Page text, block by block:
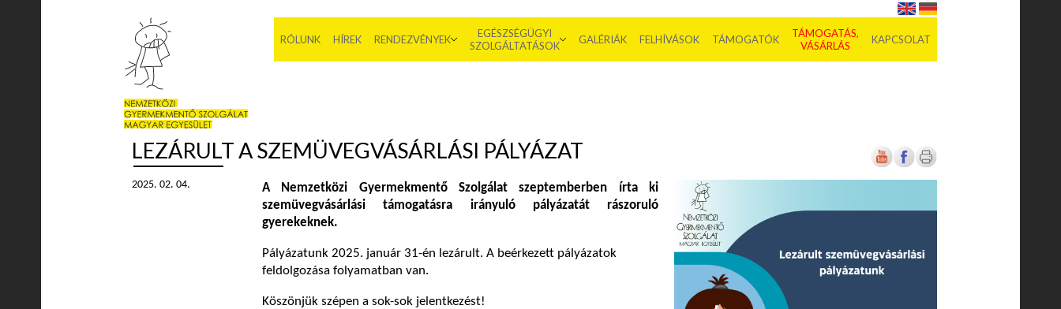
RÓLUNK HÍREK RENDEZVÉNYEK
EGÉSZSÉGÜGYI
SZOLGÁLTATÁSOK
GALÉRIÁK FELHÍVÁSOK TÁMOGATÓK
TÁMOGATÁS,
VÁSÁRLÁS
KAPCSOLAT
LEZÁRULT A SZEMÜVEGVÁSÁRLÁSI PÁLYÁZAT
2025. 02. 04.
A Nemzetközi Gyermekmentő Szolgálat szeptemberben írta ki
szemüvegvásárlási támogatásra irányuló pályázatát rászoruló
gyerekeknek.
Pályázatunk 2025. január 31-én lezárult. A beérkezett pályázatok
feldolgozása folyamatban van.
Köszönjük szépen a sok-sok jelentkezést!